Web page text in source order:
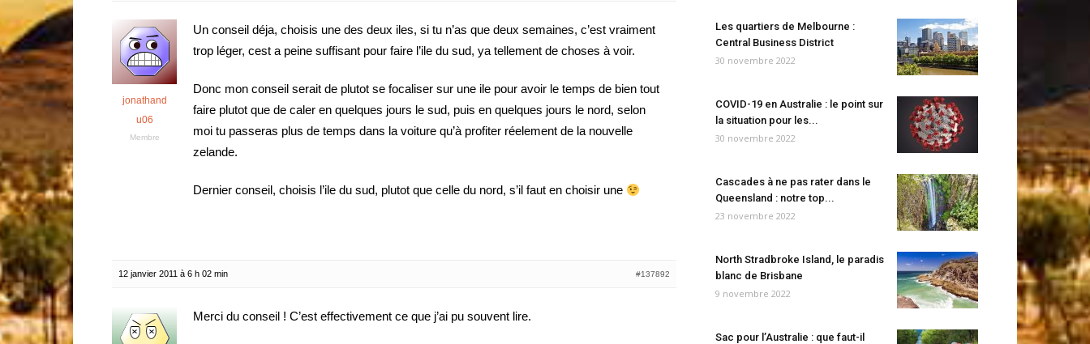
jonathand
u06
Membre
Un conseil déja, choisis une des deux iles, si tu n’as que deux semaines, c’est vraiment
trop léger, cest a peine suffisant pour faire l’ile du sud, ya tellement de choses à voir.
Donc mon conseil serait de plutot se focaliser sur une ile pour avoir le temps de bien tout
faire plutot que de caler en quelques jours le sud, puis en quelques jours le nord, selon
moi tu passeras plus de temps dans la voiture qu’à profiter réelement de la nouvelle
zelande.
Dernier conseil, choisis l’ile du sud, plutot que celle du nord, s’il faut en choisir une
12 janvier 2011 à 6 h 02 min #137892
Merci du conseil ! C’est effectivement ce que j’ai pu souvent lire.
Les quartiers de Melbourne :
Central Business District
30 novembre 2022
COVID-19 en Australie : le point sur
la situation pour les...
30 novembre 2022
Cascades à ne pas rater dans le
Queensland : notre top...
23 novembre 2022
North Stradbroke Island, le paradis
blanc de Brisbane
9 novembre 2022
Sac pour l’Australie : que faut-il